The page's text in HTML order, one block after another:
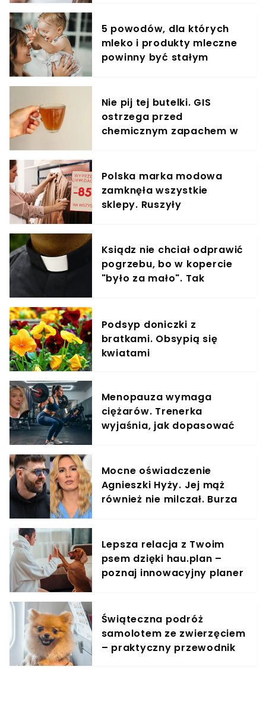
5 powodów, dla których
mleko i produkty mleczne
powinny być stałym
Nie pij tej butelki. GIS
ostrzega przed
chemicznym zapachem w
Polska marka modowa
zamknęła wszystkie
sklepy. Ruszyły
Ksiądz nie chciał odprawić
pogrzebu, bo w kopercie
"było za mało". Tak
Podsyp doniczki z
bratkami. Obsypią się
kwiatami
Menopauza wymaga
ciężarów. Trenerka
wyjaśnia, jak dopasować
Mocne oświadczenie
Agnieszki Hyży. Jej mąż
również nie milczał. Burza
Lepsza relacja z Twoim
psem dzięki hau.plan –
poznaj innowacyjny planer
Świąteczna podróż
samolotem ze zwierzęciem
– praktyczny przewodnik